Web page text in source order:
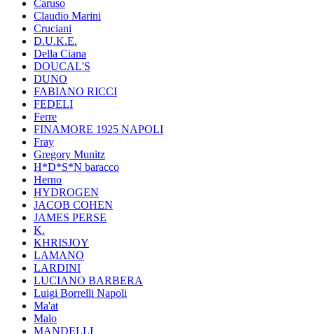
Caruso
Claudio Marini
Cruciani
D.U.K.E.
Della Ciana
DOUCAL'S
DUNO
FABIANO RICCI
FEDELI
Ferre
FINAMORE 1925 NAPOLI
Fray
Gregory Munitz
H*D*S*N baracco
Herno
HYDROGEN
JACOB COHEN
JAMES PERSE
K.
KHRISJOY
LAMANO
LARDINI
LUCIANO BARBERA
Luigi Borrelli Napoli
Ma'at
Malo
MANDELLI